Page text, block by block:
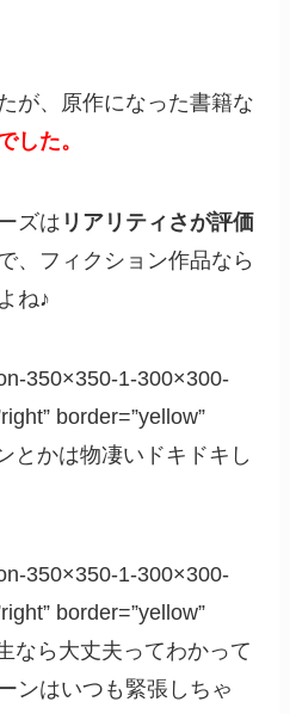
が、原作になった書籍な
した。
ズは リアリティさが評価
、フィクション作品なら
ね♪
350×350-1-300×300-
border=”yellow”
とかは物凄いドキドキし
350×350-1-300×300-
border=”yellow”
なら大丈夫ってわかって
ンはいつも緊張しちゃ